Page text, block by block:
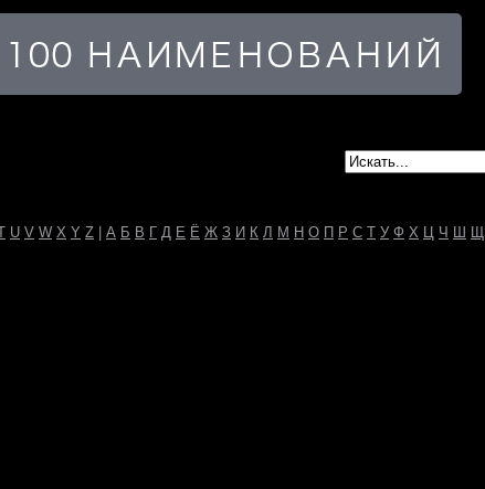
U V W X Y Z А Б В Г Д Е Ё Ж З И К Л М Н О П Р С Т У Ф Х Ц Ч Ш Щ